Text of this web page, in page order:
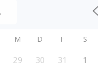
M D F S
29 30 31 1